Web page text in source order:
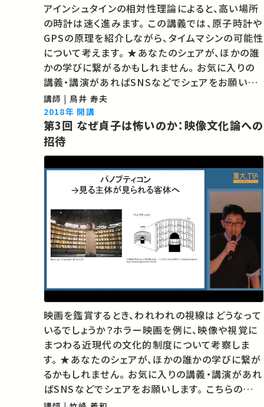
アインシュタインの相対性理論によると、高い場所
の時計は速く進みます。 この講義では、原子時計や
GPSの原理を紹介しながら、タイムマシンの可能性
について考えます。 ★あなたのシェアが、ほかの誰
かの学びに繋がるかもしれません。 お気に入りの
講義・講演があればSNSなどでシェアをお願いし
ます。
講師 | 鳥井 寿夫
2018年 開講
第3回 なぜ貞子は怖いのか：映像文化論への
招待
映画を鑑賞するとき、われわれの視線はどうなって
いるでしょうか？ホラー映画を例に、映像や視覚に
まつわる近現代の文化的制度について考察しま
す。 ★あなたのシェアが、ほかの誰かの学びに繋が
るかもしれません。 お気に入りの講義・講演があれ
ばSNSなどでシェアをお願いします。 こちらの動画
の概要を特集記事でもご紹介しています。 ⇒【なぜ